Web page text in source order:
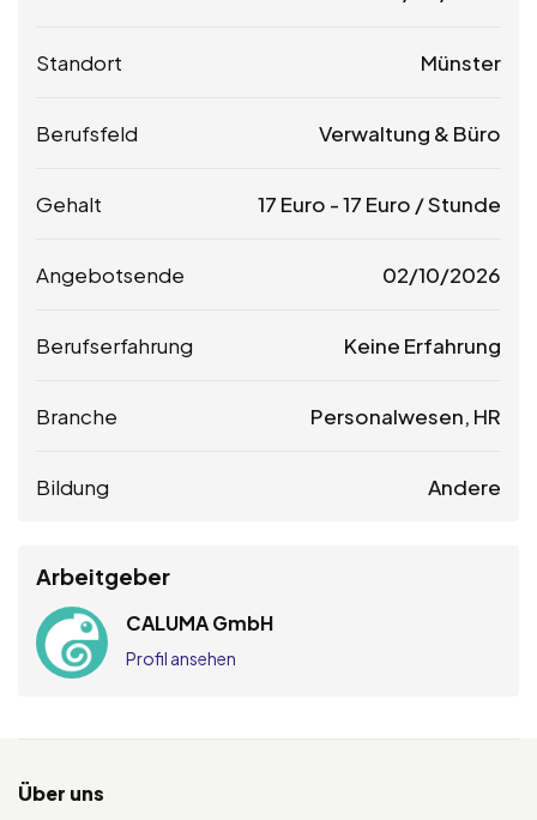
Standort Münster
Berufsfeld Verwaltung & Büro
Gehalt 17 Euro -17 Euro / Stunde
Angebotsende 02/10/2026
Berufserfahrung Keine Erfahrung
Branche Personalwesen, HR
Bildung Andere
Arbeitgeber
CALUMA GmbH
Profil ansehen
Über uns